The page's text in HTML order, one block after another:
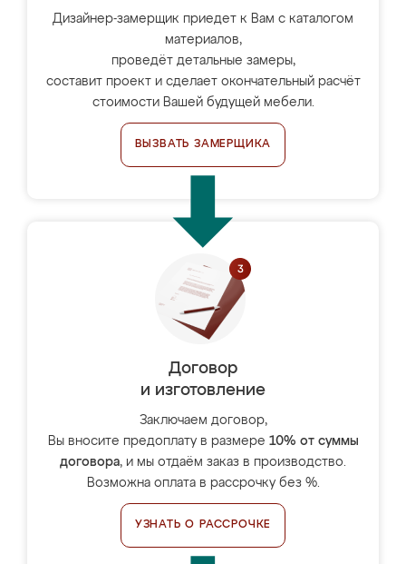
Дизайнер-замерщик приедет к Вам с каталогом
материалов,
проведёт детальные замеры,
составит проект и сделает окончательный расчёт
стоимости Вашей будущей мебели.
ВЫЗВАТЬ ЗАМЕРЩИКА
Договор
и изготовление
Заключаем договор,
Вы вносите предоплату в размере 10% от суммы
договора, и мы отдаём заказ в производство.
Возможна оплата в рассрочку без %.
УЗНАТЬ О РАССРОЧКЕ